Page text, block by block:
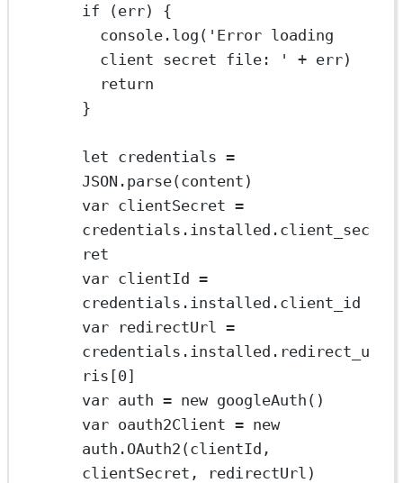
if (err) {
console. log ( 'Error loading
client secret file: '
+ err)
return
}
let credentials =
JSON . parse(content)
var clientSecret =
credentials.installed.client_sec
ret
var clientId =
credentials.installed.client_id
var redirectUrl =
credentials.installed.redirect_u
ris[0]
var auth = new googleAuth ()
var oauth2Client = new
auth. OAuth2 (clientId,
clientSecret, redirectUrl)